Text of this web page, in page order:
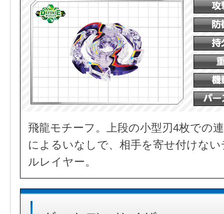
飛龍モチーフ。上段の小型刃4枚での
によるいなしで、相手を寄せ付けな
ルレイヤー。